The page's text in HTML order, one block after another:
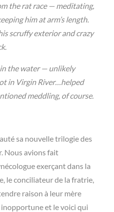
the rat race — meditating,
him at arm’s length.
scruffy exterior and crazy
the water — unlikely
in Virgin River…helped
meddling, of course.
sa nouvelle trilogie des
Nous avions fait
exerçant dans la
le conciliateur de la fratrie,
raison à leur mère
et le voici qui